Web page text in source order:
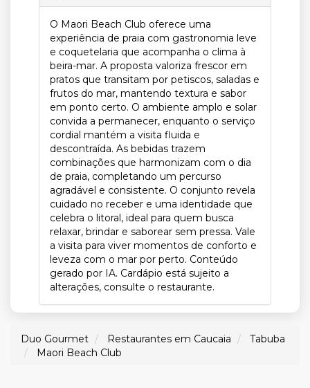
O Maori Beach Club oferece uma
experiência de praia com gastronomia leve
e coquetelaria que acompanha o clima à
beira-mar. A proposta valoriza frescor em
pratos que transitam por petiscos, saladas e
frutos do mar, mantendo textura e sabor
em ponto certo. O ambiente amplo e solar
convida a permanecer, enquanto o serviço
cordial mantém a visita fluida e
descontraída. As bebidas trazem
combinações que harmonizam com o dia
de praia, completando um percurso
agradável e consistente. O conjunto revela
cuidado no receber e uma identidade que
celebra o litoral, ideal para quem busca
relaxar, brindar e saborear sem pressa. Vale
a visita para viver momentos de conforto e
leveza com o mar por perto. Conteúdo
gerado por IA. Cardápio está sujeito a
alterações, consulte o restaurante.
Duo Gourmet Restaurantes em Caucaia
Tabuba
Maori Beach Club